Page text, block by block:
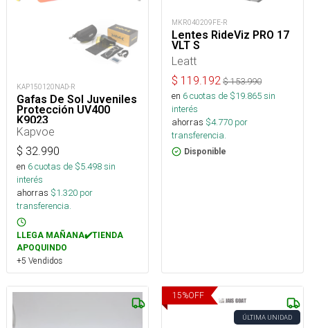
KAP150120NAD-R
Gafas De Sol Juveniles
Protección UV400
K9023
Kapvoe
$ 32.990
en 6cuotas de $5.498sin
interés
ahorras $1.320 por
transferencia.
LLEGA MAÑANA✔️TIENDA
APOQUINDO
+5 Vendidos
MKR040209FE-R
Lentes RideViz PRO 17
VLT S
Leatt
$ 119.192 $153.990
en 6cuotas de $19.865sin
interés
ahorras $4.770 por
transferencia.
Disponible
15%OFF
ÚLTIMA UNIDAD